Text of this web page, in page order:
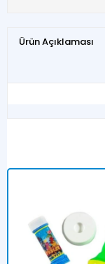
Ürün Açıklaması